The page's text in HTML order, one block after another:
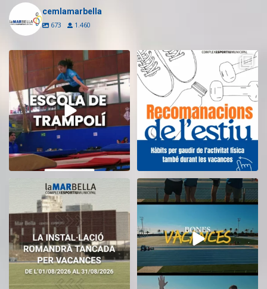
cemlamarbella
673 1.460
Inscriu-te a l’Escola de Trampolí
del CEM
14 0
Aquest estiu, continua movent-te
i cuidant-te! ...
5 0
El CEM La Mar Bella romandrà
tancat durant el...
11
Tanquem una nova temporada al
CEM La Mar Bella. ...